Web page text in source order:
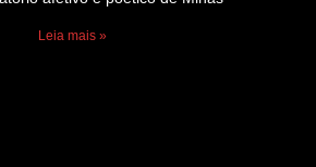
Leia mais »